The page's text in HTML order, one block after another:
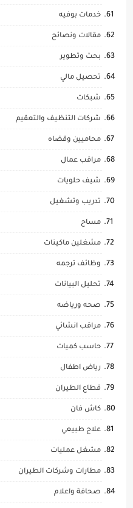
خدمات بوفيه
مقالات ونصائح
بحث وتطوير
تحصيل مالي
شبكات
شركات التنظيف والتعقيم
محاميين وقضاه
مراقب عمال
شيف حلويات
تدريب وتشغيل
مساح
مشغلين ماكينات
وظائف ترجمه
تحليل البيانات
صحه ورياضه
مراقب انشائي
حاسب كميات
رياض اطفال
قطاع الطيران
كاش فان
علاج طبيعي
مشغل عمليات
مطارات وشركات الطيران
صحافة واعلام